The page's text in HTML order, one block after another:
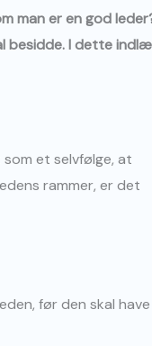
man er en god
besidde. I dette
et selvfølge, at
rammer, er det
før den skal have